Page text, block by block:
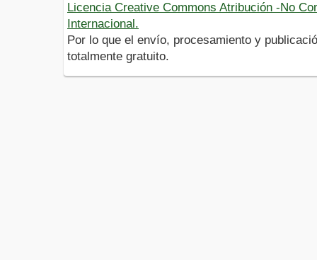
Licencia Creative Commons Atribución -No
Internacional.
Por lo que el envío, procesamiento y
totalmente gratuito.